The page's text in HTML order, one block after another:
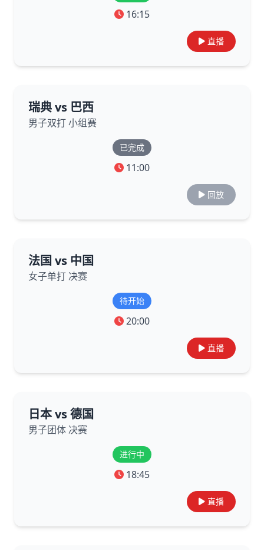
16:15
直播
瑞典 vs 巴西
男子双打 小组赛
已完成
11:00
回放
法国 vs 中国
女子单打 决赛
待开始
20:00
直播
日本 vs 德国
男子团体 决赛
进行中
18:45
直播